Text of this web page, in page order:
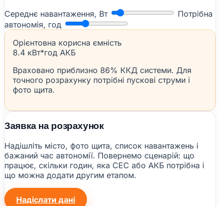
Середнє навантаження, Вт
Потрібна
автономія, год
Орієнтовна корисна ємність
8.4 кВт*год АКБ
Враховано приблизно 86% ККД системи. Для
точного розрахунку потрібні пускові струми і
фото щита.
Заявка на розрахунок
Надішліть місто, фото щита, список навантажень і
бажаний час автономії. Повернемо сценарій: що
працює, скільки годин, яка СЕС або АКБ потрібна і
що можна додати другим етапом.
Надіслати дані